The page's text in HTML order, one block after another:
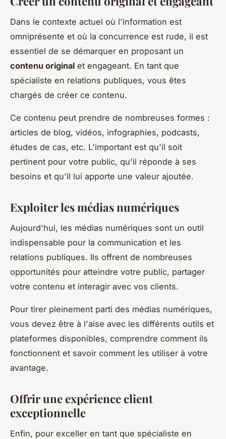
Dans le contexte actuel où l'information est
omniprésente et où la concurrence est rude, il est
essentiel de se démarquer en proposant un
contenu original et engageant. En tant que
spécialiste en relations publiques, vous êtes
chargés de créer ce contenu.
Ce contenu peut prendre de nombreuses formes :
articles de blog, vidéos, infographies, podcasts,
études de cas, etc. L'important est qu'il soit
pertinent pour votre public, qu'il réponde à ses
besoins et qu'il lui apporte une valeur ajoutée.
Exploiter les médias numériques
Aujourd'hui, les médias numériques sont un outil
indispensable pour la communication et les
relations publiques. Ils offrent de nombreuses
opportunités pour atteindre votre public, partager
votre contenu et interagir avec vos clients.
Pour tirer pleinement parti des médias numériques,
vous devez être à l'aise avec les différents outils et
plateformes disponibles, comprendre comment ils
fonctionnent et savoir comment les utiliser à votre
avantage.
Offrir une expérience client
exceptionnelle
Enfin, pour exceller en tant que spécialiste en